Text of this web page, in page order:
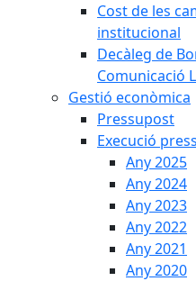
Cost de les
institucional
Decàleg de
Comunicació
Gestió econòmica
Pressupost
Execució
Any 2025
Any 2024
Any 2023
Any 2022
Any 2021
Any 2020